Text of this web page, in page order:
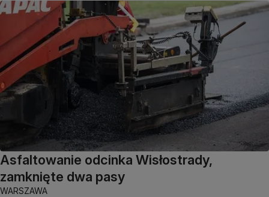
Asfaltowanie odcinka Wisłostrady,
zamknięte dwa pasy
WARSZAWA